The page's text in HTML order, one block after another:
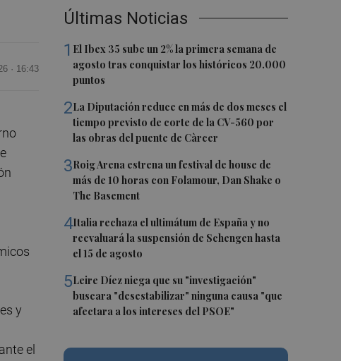
Últimas Noticias
1 El Ibex 35 sube un 2% la primera semana de
agosto tras conquistar los históricos 20.000
puntos
2La Diputación reduce en más de dos meses el
tiempo previsto de corte de la CV-560 por
las obras del puente de Càrcer
3Roig Arena estrena un festival de house de
más de 10 horas con Folamour, Dan Shake o
The Basement
4Italia rechaza el ultimátum de España y no
reevaluará la suspensión de Schengen hasta
el 15 de agosto
5Leire Díez niega que su "investigación"
buscara "desestabilizar" ninguna causa "que
afectara a los intereses del PSOE"
· 16:43
y
el